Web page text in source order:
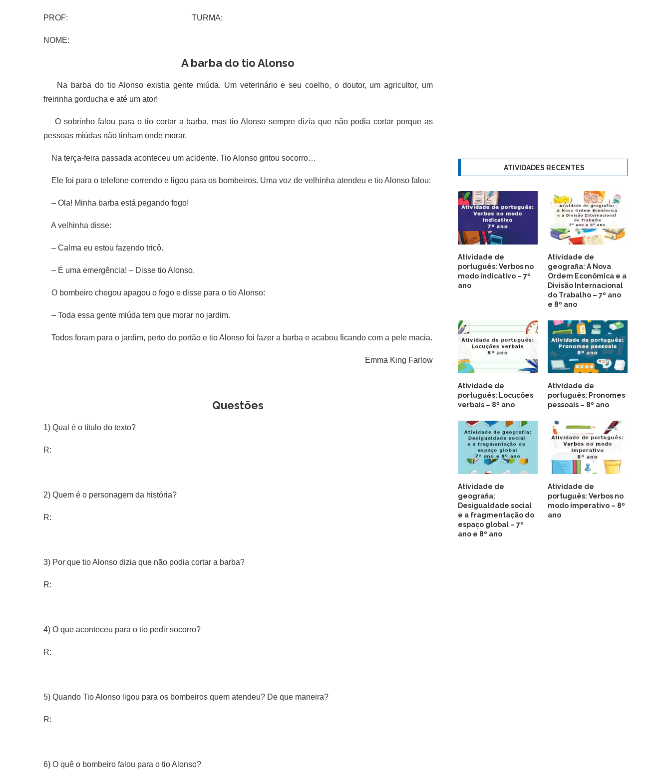
PROF: TURMA:
NOME:
A barba do tio Alonso
Na barba do tio Alonso existia gente miúda. Um veterinário e seu coelho, o doutor, um agricultor, um
freirinha gorducha e até um ator!
O sobrinho falou para o tio cortar a barba, mas tio Alonso sempre dizia que não podia cortar porque as
pessoas miúdas não tinham onde morar.
Na terça-feira passada aconteceu um acidente. Tio Alonso gritou socorro…
Ele foi para o telefone correndo e ligou para os bombeiros. Uma voz de velhinha atendeu e tio Alonso falou:
– Ola! Minha barba está pegando fogo!
A velhinha disse:
– Calma eu estou fazendo tricô.
– É uma emergência! – Disse tio Alonso.
O bombeiro chegou apagou o fogo e disse para o tio Alonso:
– Toda essa gente miúda tem que morar no jardim.
Todos foram para o jardim, perto do portão e tio Alonso foi fazer a barba e acabou ficando com a pele macia.
Emma King Farlow
Questões
1) Qual é o título do texto?
R:
2) Quem é o personagem da história?
R:
3) Por que tio Alonso dizia que não podia cortar a barba?
R:
4) O que aconteceu para o tio pedir socorro?
R:
5) Quando Tio Alonso ligou para os bombeiros quem atendeu? De que maneira?
R:
6) O quê o bombeiro falou para o tio Alonso?
ATIVIDADES RECENTES
Atividade de
português: Verbos no
modo indicativo – 7º
ano
Atividade de
geografia: A Nova
Ordem Econômica e a
Divisão Internacional
do Trabalho – 7º ano
e 8º ano
Atividade de
português: Locuções
verbais – 8º ano
Atividade de
português: Pronomes
pessoais – 8º ano
Atividade de
geografia:
Desigualdade social
e a fragmentação do
espaço global – 7º
ano e 8º ano
Atividade de
português: Verbos no
modo imperativo – 8º
ano